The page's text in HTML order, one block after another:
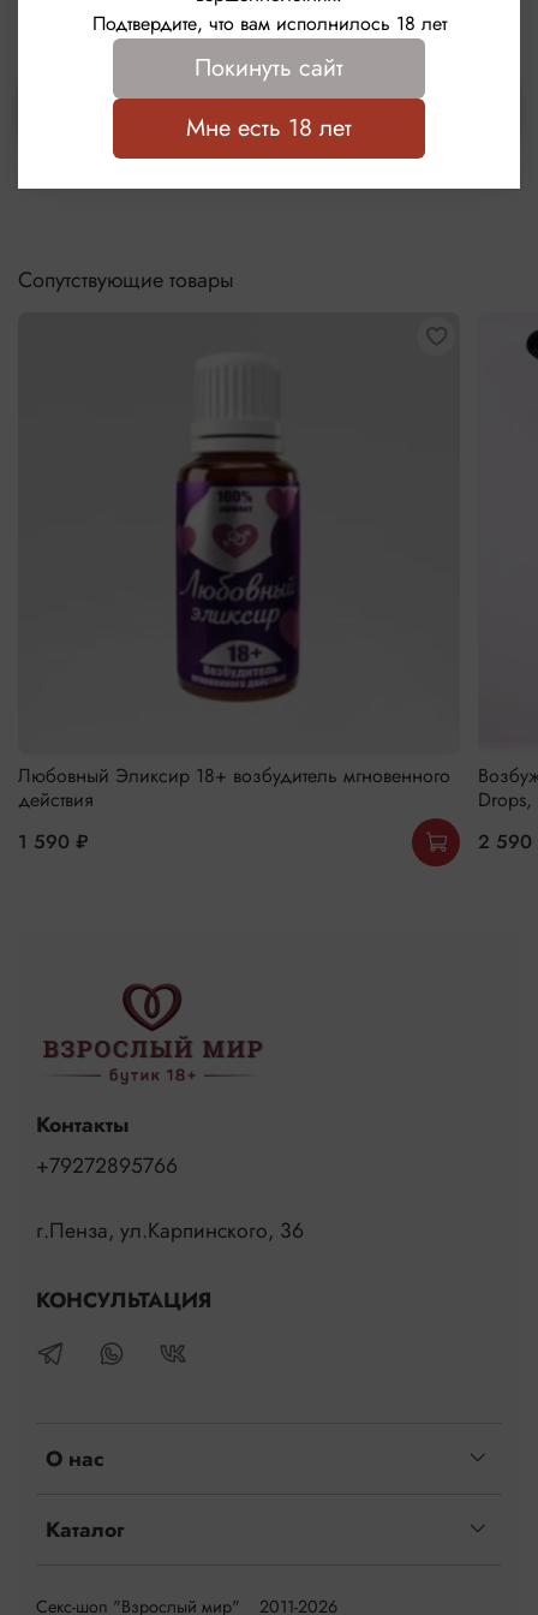
Подходит для полового акта и орального секса.
Шкала вибрации: 5 уровень
Написать отзыв
Выбрать
Сопутствующие товары
Любовный Эликсир 18+ возбудитель мгновенного
действия
1 590 ₽
2 590
О нас
Каталог
Контакты
+79272895766
г.Пенза, ул.Карпинского, 36
КОНСУЛЬТАЦИЯ
Секс-шоп "Взрослый мир" 2011-2026
Подтвердите, что вам исполнилось 18 лет
Покинуть сайт
Мне есть 18 лет